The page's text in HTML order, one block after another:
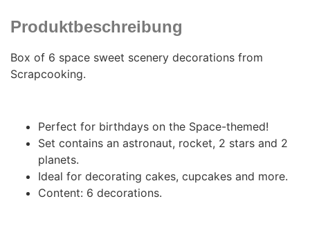
Produktbeschreibung
Box of 6 space sweet scenery decorations from
Scrapcooking.
Perfect for birthdays on the Space-themed!
Set contains an astronaut, rocket, 2 stars and 2
planets.
Ideal for decorating cakes, cupcakes and more.
Content: 6 decorations.